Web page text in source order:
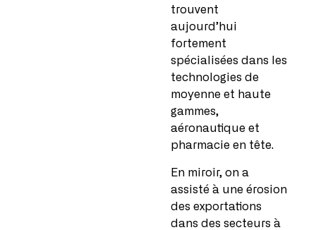
trouvent
aujourd’hui
fortement
spécialisées dans les
technologies de
moyenne et haute
gammes,
aéronautique et
pharmacie en tête.
En miroir, on a
assisté à une érosion
des exportations
dans des secteurs à